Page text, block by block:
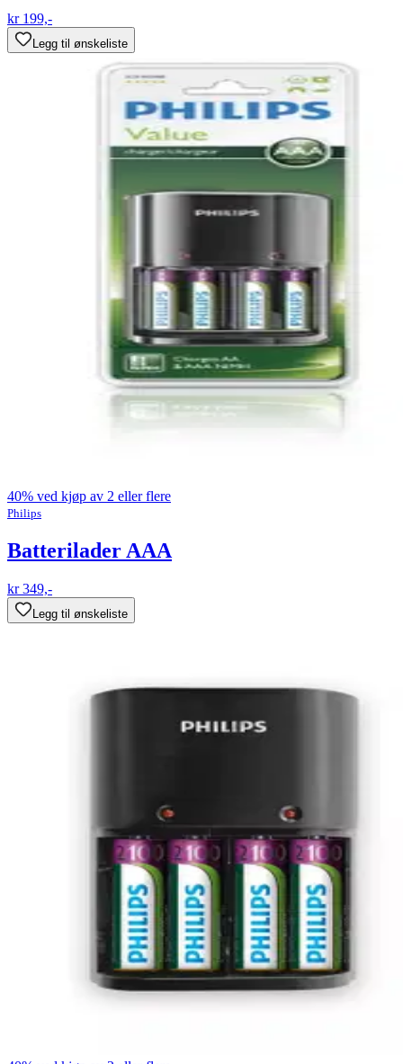
kr 199,-
Legg til ønskeliste
40% ved kjøp av 2 eller flere
Philips
Batterilader AAA
kr 349,-
Legg til ønskeliste